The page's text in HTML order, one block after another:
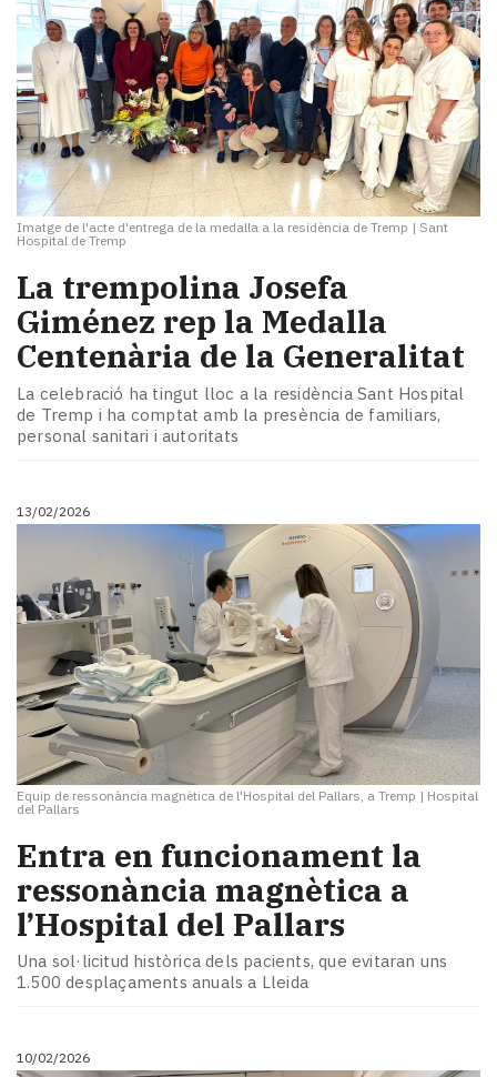
Imatge de l'acte d'entrega de la medalla a la residència de Tremp | Sant
Hospital de Tremp
La trempolina Josefa
Giménez rep la Medalla
Centenària de la Generalitat
La celebració ha tingut lloc a la residència Sant Hospital
de Tremp i ha comptat amb la presència de familiars,
personal sanitari i autoritats
13/02/2026
Equip de ressonància magnètica de l'Hospital del Pallars, a Tremp | Hospital
del Pallars
Entra en funcionament la
ressonància magnètica a
l’Hospital del Pallars
Una sol·licitud històrica dels pacients, que evitaran uns
1.500 desplaçaments anuals a Lleida
10/02/2026